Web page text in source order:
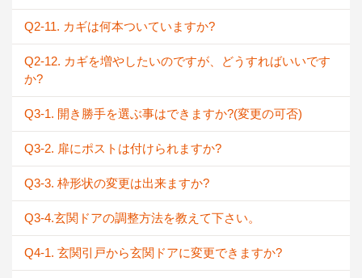
Q2-11. カギは何本ついていますか?
Q2-12. カギを増やしたいのですが、どうすればいいです
か?
Q3-1. 開き勝手を選ぶ事はできますか?(変更の可否)
Q3-2. 扉にポストは付けられますか?
Q3-3. 枠形状の変更は出来ますか?
Q3-4.玄関ドアの調整方法を教えて下さい。
Q4-1. 玄関引戸から玄関ドアに変更できますか?